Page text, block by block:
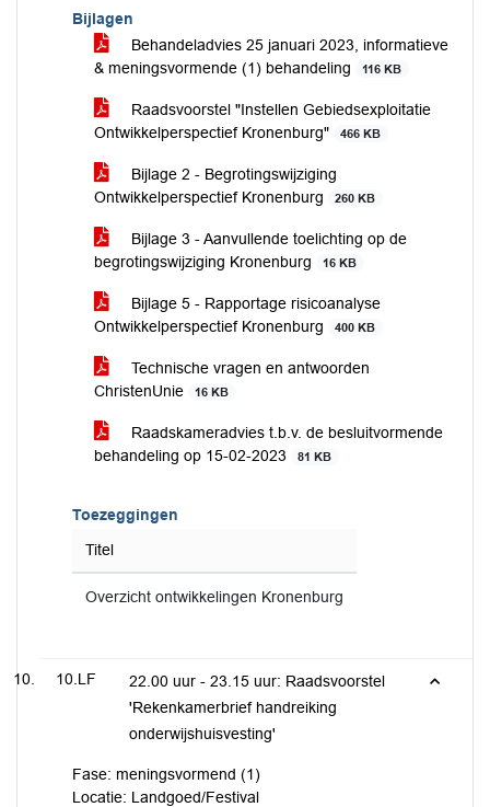
Bijlagen
Behandeladvies 25 januari 2023, informatieve
& meningsvormende (1) behandeling
116 KB
Raadsvoorstel "Instellen Gebiedsexploitatie
Ontwikkelperspectief Kronenburg"
466 KB
Bijlage 2 - Begrotingswijziging
Ontwikkelperspectief Kronenburg
260 KB
Bijlage 3 - Aanvullende toelichting op de
begrotingswijziging Kronenburg
16 KB
Bijlage 5 - Rapportage risicoanalyse
Ontwikkelperspectief Kronenburg
400 KB
Technische vragen en antwoorden
ChristenUnie
16 KB
Raadskameradvies t.b.v. de besluitvormende
behandeling op 15-02-2023
81 KB
Toezeggingen
Titel
Overzicht ontwikkelingen Kronenburg
10.LF
22.00 uur - 23.15 uur: Raadsvoorstel
'Rekenkamerbrief handreiking
onderwijshuisvesting'
Fase: meningsvormend (1)
Locatie: Landgoed/Festival